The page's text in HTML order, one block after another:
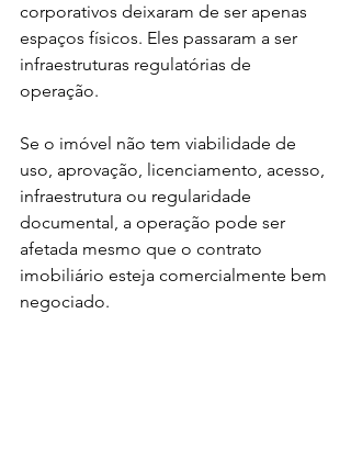
corporativos deixaram de ser apenas
espaços físicos. Eles passaram a ser
infraestruturas regulatórias de
operação.
Se o imóvel não tem viabilidade de
uso, aprovação, licenciamento, acesso,
infraestrutura ou regularidade
documental, a operação pode ser
afetada mesmo que o contrato
imobiliário esteja comercialmente bem
negociado.